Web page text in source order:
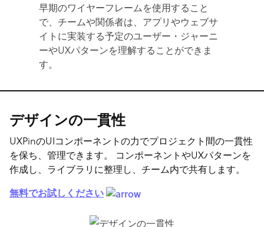
早期のワイヤーフレームを使用すること
で、チームや関係者は、アプリやウェブサ
イトに実装する予定のユーザー・ジャーニ
ーやUXパターンを理解することができま
す。
デザインの一貫性
UXPinのUIコンポーネントの力でプロジェクト間の一貫性
を保ち、管理できます。 コンポーネントやUXパターンを
作成し、ライブラリに整理し、チーム内で共有します。
無料でお試しください